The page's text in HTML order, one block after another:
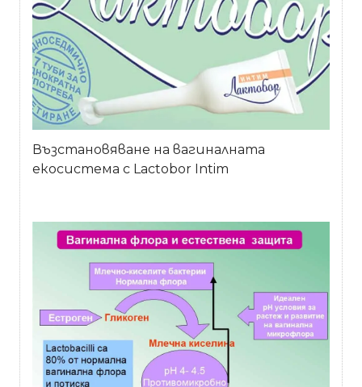
Възстановяване на вагиналната
екосистема с Lactobor Intim